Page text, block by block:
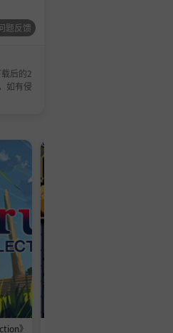
题反馈
后的2
如有侵
》